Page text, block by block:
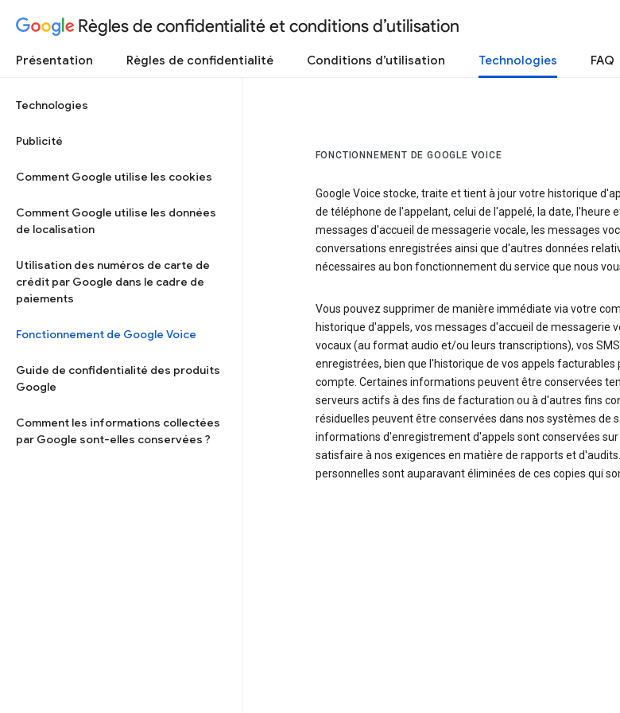
Règles de confidentialité et conditions d’utilisation
Présentation Règles de confidentialité Conditions d’utilisation Technologies FAQ
Technologies
Publicité
Comment Google utilise les cookies
Comment Google utilise les données
de localisation
Utilisation des numéros de carte de
crédit par Google dans le cadre de
paiements
Fonctionnement de Google Voice
Guide de confidentialité des produits
Google
Comment les informations collectées
par Google sont-elles conservées ?
FONCTIONNEMENT DE GOOGLE VOICE
Google Voice stocke, traite et tient à jour votre historique
de téléphone de l'appelant, celui de l'appelé, la date, l'heure
messages d'accueil de messagerie vocale, les messages
conversations enregistrées ainsi que d'autres données
nécessaires au bon fonctionnement du service que nous
Vous pouvez supprimer de manière immédiate via votre
historique d'appels, vos messages d'accueil de messagerie
vocaux (au format audio et/ou leurs transcriptions), vos
enregistrées, bien que l'historique de vos appels facturables
compte. Certaines informations peuvent être conservées
serveurs actifs à des fins de facturation ou à d'autres fins
résiduelles peuvent être conservées dans nos systèmes de
informations d'enregistrement d'appels sont conservées
satisfaire à nos exigences en matière de rapports et
personnelles sont auparavant éliminées de ces copies qui